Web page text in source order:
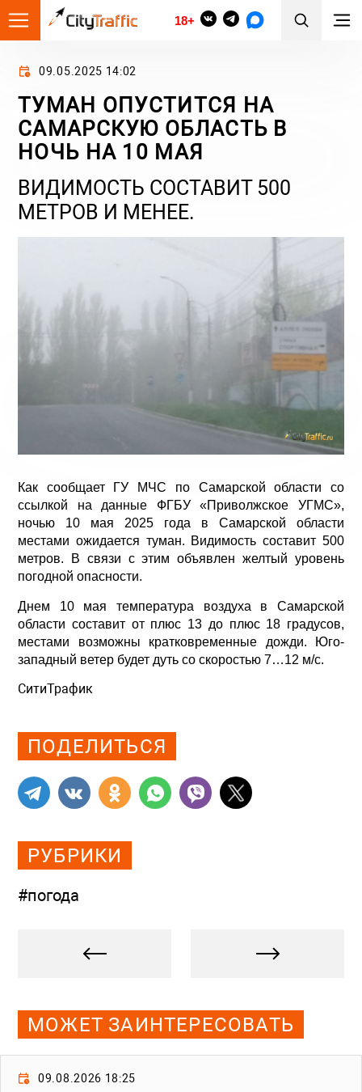
18+
09.05.2025 14:02
ТУМАН ОПУСТИТСЯ НА
САМАРСКУЮ ОБЛАСТЬ В
НОЧЬ НА 10 МАЯ
ВИДИМОСТЬ СОСТАВИТ 500
МЕТРОВ И МЕНЕЕ.
Как сообщает ГУ МЧС по Самарской области со
ссылкой на данные ФГБУ «Приволжское УГМС»,
ночью 10 мая 2025 года в Самарской области
местами ожидается туман. Видимость составит 500
метров. В связи с этим объявлен желтый уровень
погодной опасности.
Днем 10 мая температура воздуха в Самарской
области составит от плюс 13 до плюс 18 градусов,
местами возможны кратковременные дожди. Юго-
западный ветер будет дуть со скоростью 7…12 м/с.
СитиТрафик
ПОДЕЛИТЬСЯ
РУБРИКИ
#погода
МОЖЕТ ЗАИНТЕРЕСОВАТЬ
09.08.2026 18:25